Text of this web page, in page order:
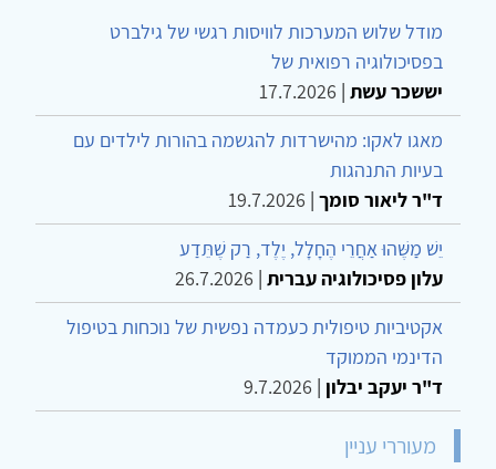
מודל שלוש המערכות לוויסות רגשי של גילברט
בפסיכולוגיה רפואית של
יששכר עשת |
17.7.2026
מאגו לאקו: מהישרדות להגשמה בהורות לילדים עם
בעיות התנהגות
ד"ר ליאור סומך |
19.7.2026
יֵשׁ מַשֶּׁהוּ אַחֲרֵי הֶחָלָל, יֶלֶד, רַק שֶׁתֵּדַע
עלון פסיכולוגיה עברית |
26.7.2026
אקטיביות טיפולית כעמדה נפשית של נוכחות בטיפול
הדינמי הממוקד
ד"ר יעקב יבלון |
9.7.2026
מעוררי עניין